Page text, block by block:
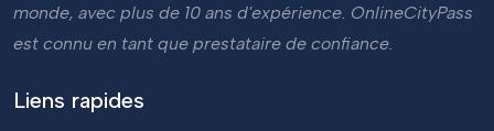
monde, avec plus de 10 ans d'expérience. OnlineCityPass
est connu en tant que prestataire de confiance.
Liens rapides